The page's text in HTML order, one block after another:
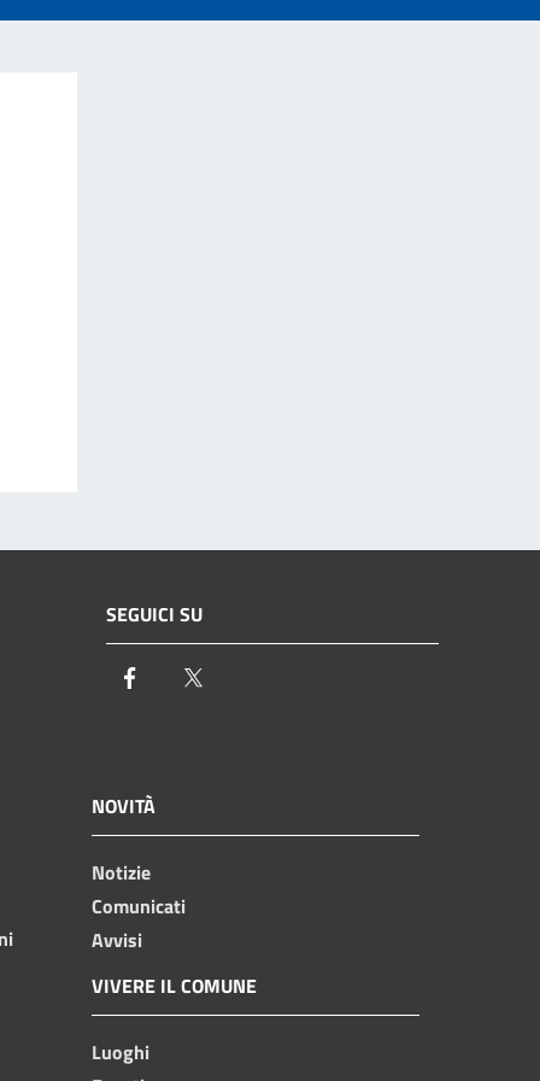
SEGUICI SU
Facebook
NOVITÀ
Notizie
Comunicati
Avvisi
VIVERE IL COMUNE
Luoghi